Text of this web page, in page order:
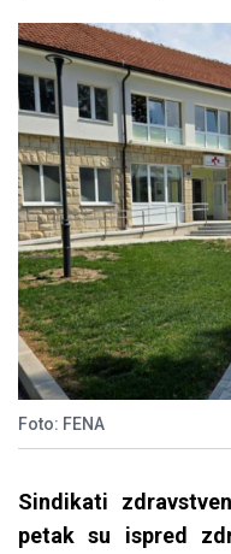
Foto: FENA
Sindikati
petak su ispred